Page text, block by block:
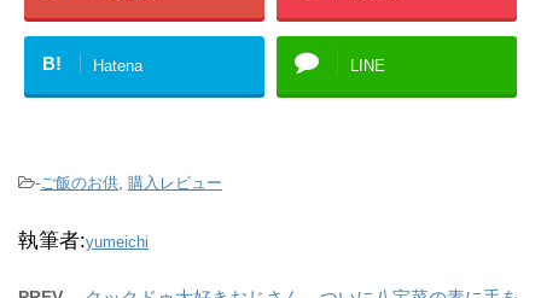
B! Hatena LINE
-ご飯のお供, 購入レビュー
執筆者:yumeichi